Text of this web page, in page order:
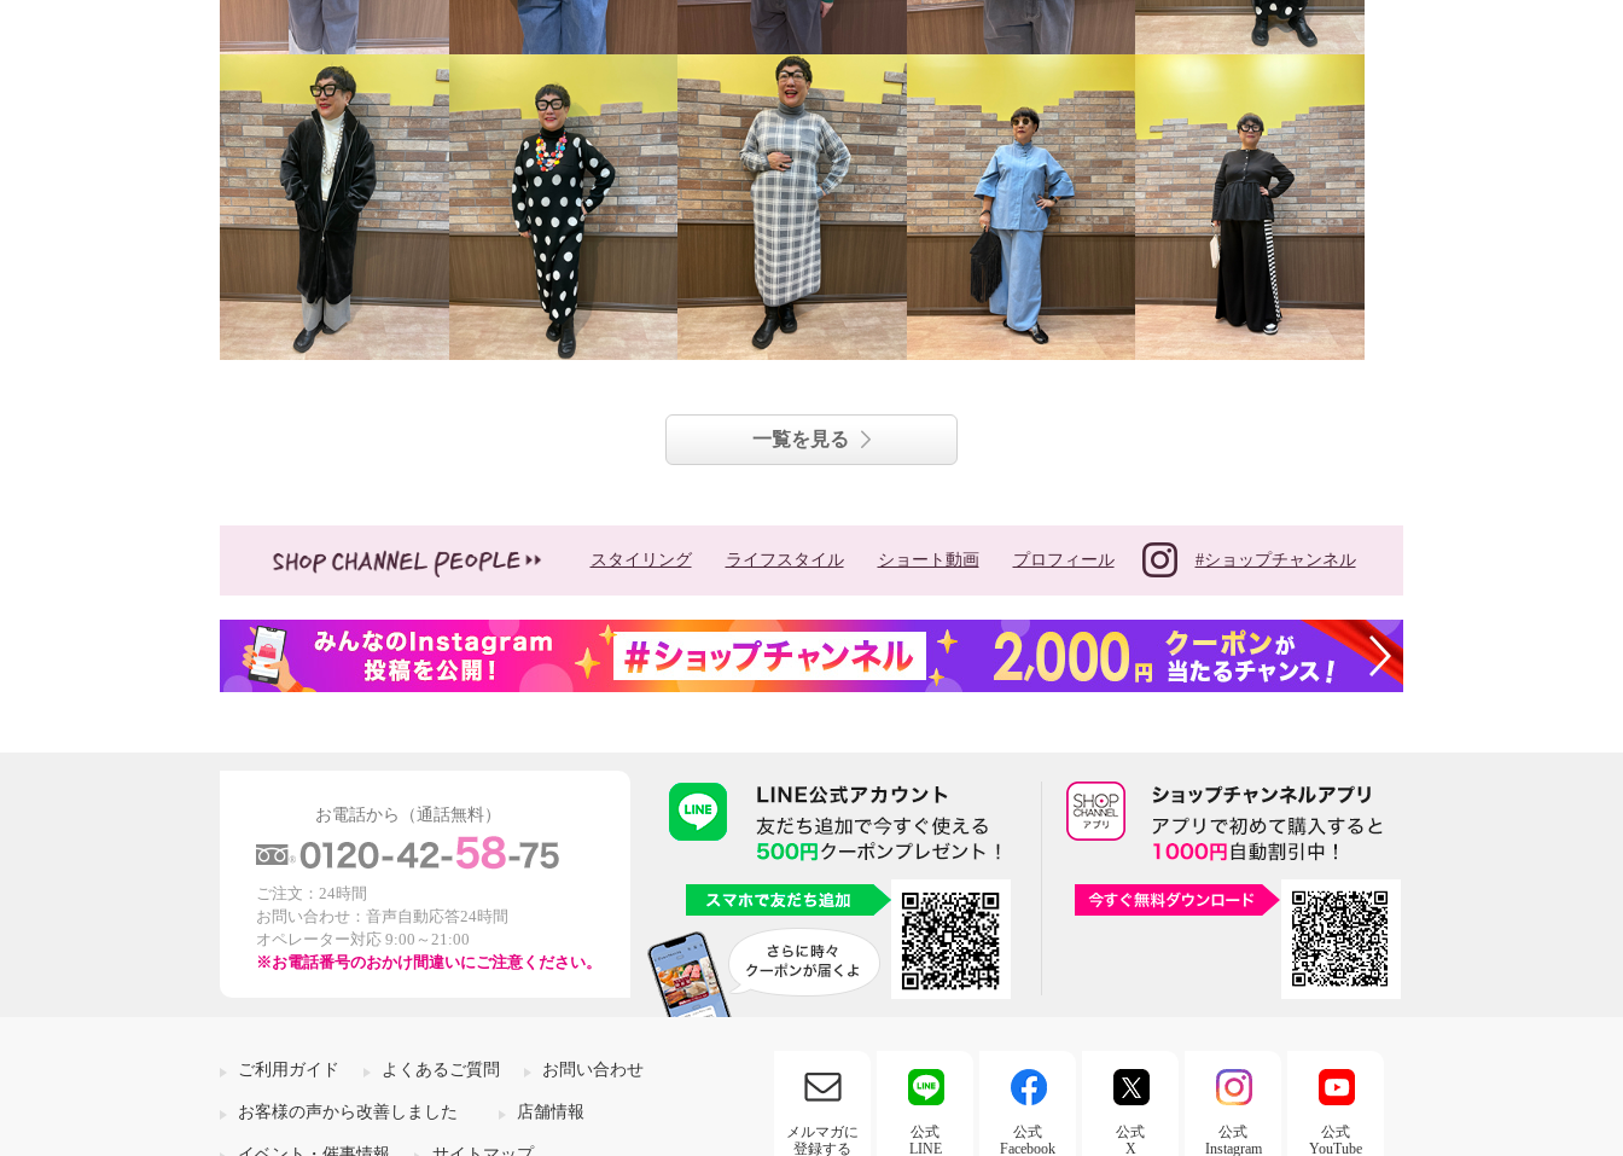
一覧を見る
スタイリング ライフスタイル ショート動画 プロフィール #ショップチャンネル
お電話から（通話無料）
ご注文：24時間
お問い合わせ：音声自動応答24時間
オペレーター対応 9:00～21:00
※お電話番号のおかけ間違いにご注意ください。
ご利用ガイド よくあるご質問 お問い合わせ
お客様の声から改善しました 店舗情報
メルマガに
登録する
公式
LINE
公式
Facebook
公式
X
公式
Instagram
公式
YouTube